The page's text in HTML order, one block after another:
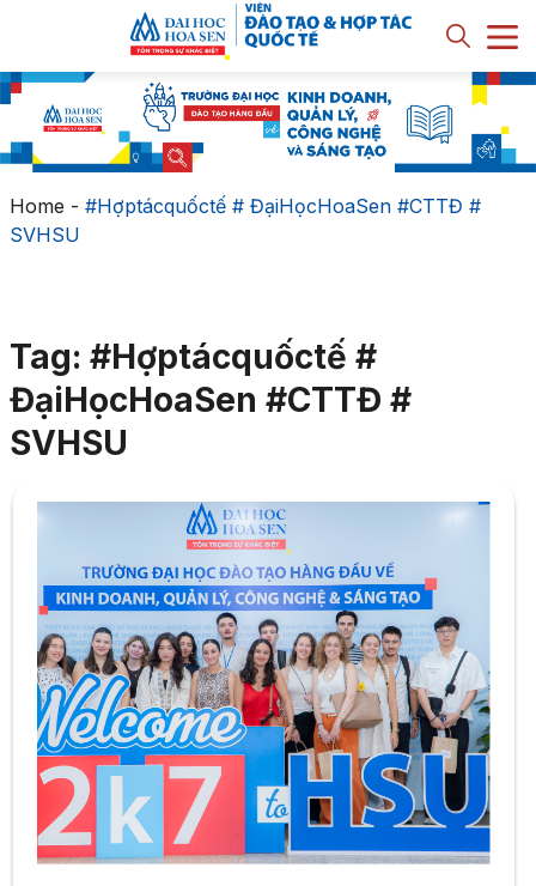
Home - #Hợptácquốctế # ĐạiHọcHoaSen #CTTĐ #
SVHSU
Tag: #Hợptácquốctế #
ĐạiHọcHoaSen #CTTĐ #
SVHSU